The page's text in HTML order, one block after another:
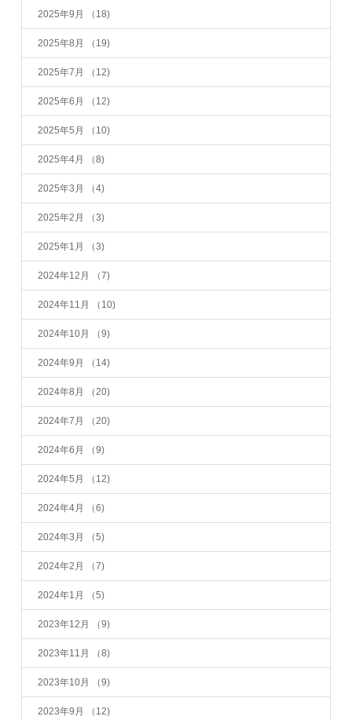
2025年9月 （18)
2025年8月 （19)
2025年7月 （12)
2025年6月 （12)
2025年5月 （10)
2025年4月 （8)
2025年3月 （4)
2025年2月 （3)
2025年1月 （3)
2024年12月 （7)
2024年11月 （10)
2024年10月 （9)
2024年9月 （14)
2024年8月 （20)
2024年7月 （20)
2024年6月 （9)
2024年5月 （12)
2024年4月 （6)
2024年3月 （5)
2024年2月 （7)
2024年1月 （5)
2023年12月 （9)
2023年11月 （8)
2023年10月 （9)
2023年9月 （12)